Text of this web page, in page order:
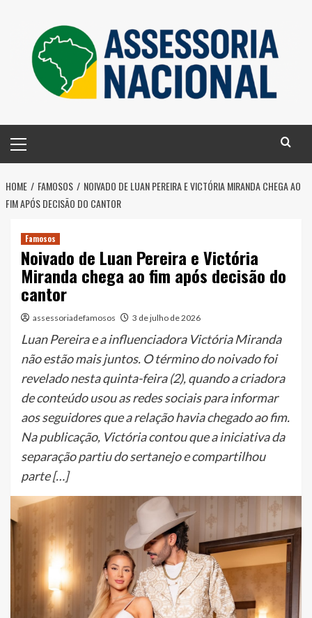
content
Menu
HOME FAMOSOS
NOIVADO DE LUAN PEREIRA E VICTÓRIA MIRANDA CHEGA AO
FIM APÓS DECISÃO DO CANTOR
Famosos
Noivado de Luan Pereira e Victória
Miranda chega ao fim após decisão do
cantor
assessoriadefamosos 3 de julho de 2026
Luan Pereira e a influenciadora Victória Miranda
não estão mais juntos. O término do noivado foi
revelado nesta quinta-feira (2), quando a criadora
de conteúdo usou as redes sociais para informar
aos seguidores que a relação havia chegado ao fim.
Na publicação, Victória contou que a iniciativa da
separação partiu do sertanejo e compartilhou
parte […]